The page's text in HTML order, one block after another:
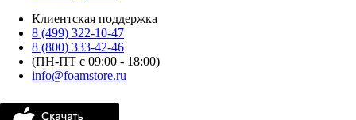
Клиентская поддержка
8 (499) 322-10-47
8 (800) 333-42-46
(ПН-ПТ с 09:00 - 18:00)
info@foamstore.ru